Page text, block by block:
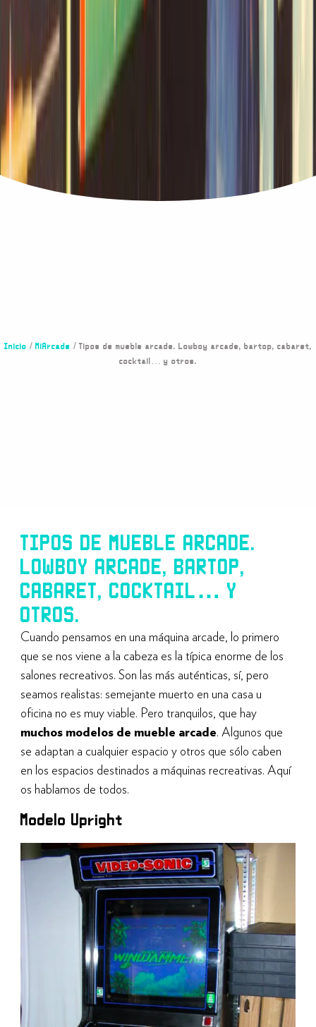
Inicio / MiArcade / Tipos de mueble arcade. Lowboy arcade, bartop, cabaret,
cocktail… y otros.
TIPOS DE MUEBLE ARCADE.
LOWBOY ARCADE, BARTOP,
CABARET, COCKTAIL… Y
OTROS.
Cuando pensamos en una máquina arcade, lo primero
que se nos viene a la cabeza es la típica enorme de los
salones recreativos. Son las más auténticas, sí, pero
seamos realistas: semejante muerto en una casa u
oficina no es muy viable. Pero tranquilos, que hay
muchos modelos de mueble arcade. Algunos que
se adaptan a cualquier espacio y otros que sólo caben
en los espacios destinados a máquinas recreativas. Aquí
os hablamos de todos.
Modelo Upright